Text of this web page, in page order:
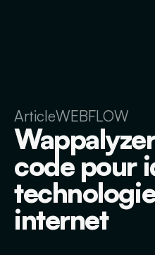
ArticleWEBFLOW
code pour
internet